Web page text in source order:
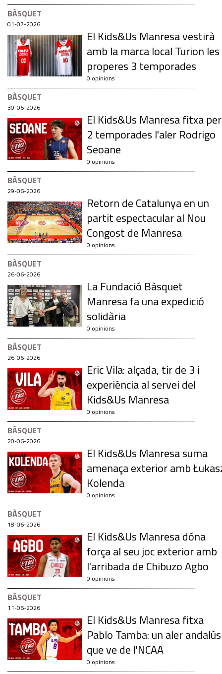
BÀSQUET
01-07-2026
El Kids&Us Manresa vestirà
amb la marca local Turion les
properes 3 temporades
0 opinions
BÀSQUET
30-06-2026
El Kids&Us Manresa fitxa per
2 temporades l'aler Rodrigo
Seoane
0 opinions
BÀSQUET
29-06-2026
Retorn de Catalunya en un
partit espectacular al Nou
Congost de Manresa
0 opinions
BÀSQUET
26-06-2026
La Fundació Bàsquet
Manresa fa una expedició
solidària
0 opinions
BÀSQUET
26-06-2026
Eric Vila: alçada, tir de 3 i
experiència al servei del
Kids&Us Manresa
0 opinions
BÀSQUET
20-06-2026
El Kids&Us Manresa suma
amenaça exterior amb
Kolenda
0 opinions
BÀSQUET
18-06-2026
El Kids&Us Manresa dóna
força al seu joc exterior amb
l'arribada de Chibuzo Agbo
0 opinions
BÀSQUET
11-06-2026
El Kids&Us Manresa fitxa
Pablo Tamba: un aler andalús
que ve de l'NCAA
0 opinions